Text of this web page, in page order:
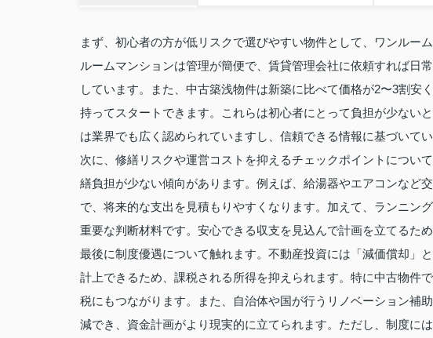
まず、初心者の方が低リスクで選びやすい物件として、ワンルー
ルームマンションは管理が簡便で、賃貸管理会社に依頼すれば日
しています。また、中古築浅物件は新築に比べて価格が2〜3割安
持ってスタートできます。これらは初心者にとって負担が少ない
は業界でも広く認められていますし、信頼できる情報に基づいてい
次に、修繕リスクや運営コストを抑えるチェックポイントについ
繕負担が少ない傾向があります。例えば、給湯器やエアコンなど
で、将来的な支出を見積もりやすくなります。加えて、ランニン
重要な判断材料です。安心できる収支を見込んで計画を立てるた
最後に制度優遇について触れます。不動産投資には「減価償却」
計上できるため、課税される所得を抑えられます。特に中古物件
税にもつながります。また、自治体や国が行うリノベーション補
減でき、資金計画がより現実的に立てられます。ただし、制度に